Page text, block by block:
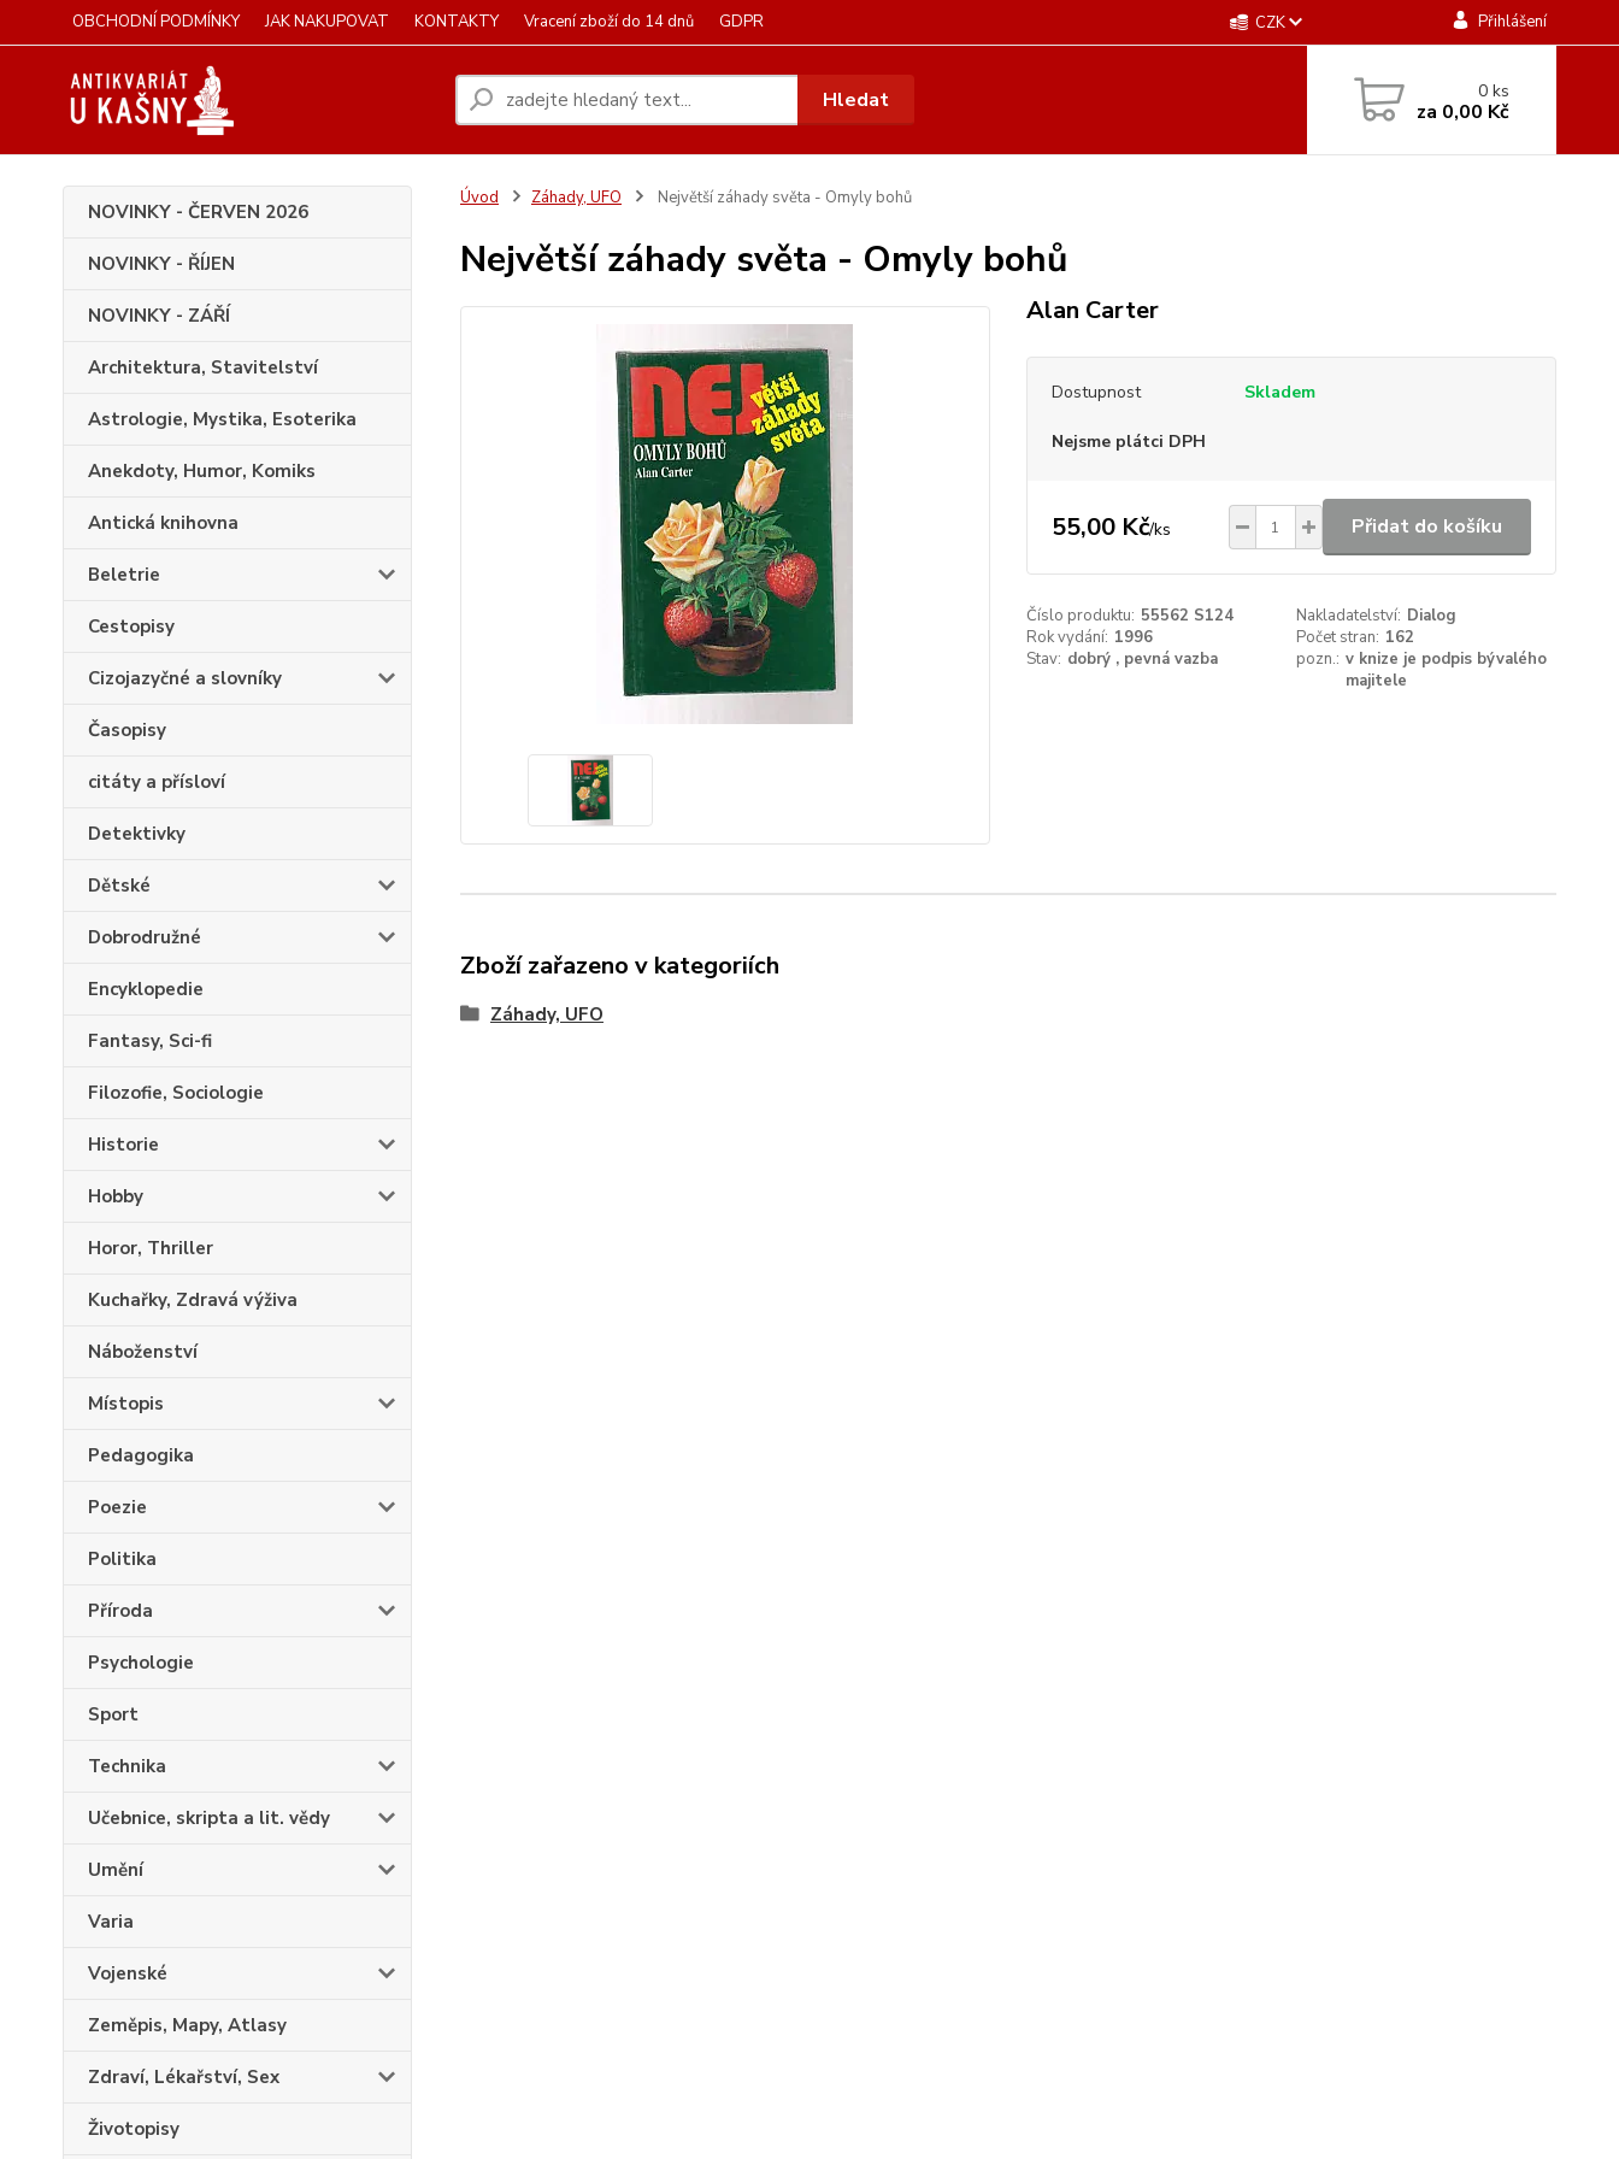
OBCHODNÍ PODMÍNKY JAK NAKUPOVAT KONTAKTY Vracení zboží do 14 dnů GDPR CZK Přihlášení
Hledat 0ks
za 0,00 Kč
NOVINKY - ČERVEN 2026
NOVINKY - ŘÍJEN
NOVINKY - ZÁŘÍ
Architektura, Stavitelství
Astrologie, Mystika, Esoterika
Anekdoty, Humor, Komiks
Antická knihovna
Beletrie
Cestopisy
Cizojazyčné a slovníky
Časopisy
citáty a přísloví
Detektivky
Dětské
Dobrodružné
Encyklopedie
Fantasy, Sci-fi
Filozofie, Sociologie
Historie
Hobby
Horor, Thriller
Kuchařky, Zdravá výživa
Náboženství
Místopis
Pedagogika
Poezie
Politika
Příroda
Psychologie
Sport
Technika
Učebnice, skripta a lit. vědy
Umění
Varia
Vojenské
Zeměpis, Mapy, Atlasy
Zdraví, Lékařství, Sex
Životopisy
Úvod Záhady, UFO Největší záhady světa - Omyly bohů
Největší záhady světa - Omyly bohů
Alan Carter
Dostupnost Skladem
Nejsme plátci DPH
55,00 Kč/ks Přidat do košíku
Číslo produktu: 55562 S124 Nakladatelství: Dialog
Rok vydání: 1996 Počet stran: 162
Stav: dobrý , pevná vazba pozn.: v knize je podpis bývalého
majitele
Zboží zařazeno v kategoriích
Záhady, UFO